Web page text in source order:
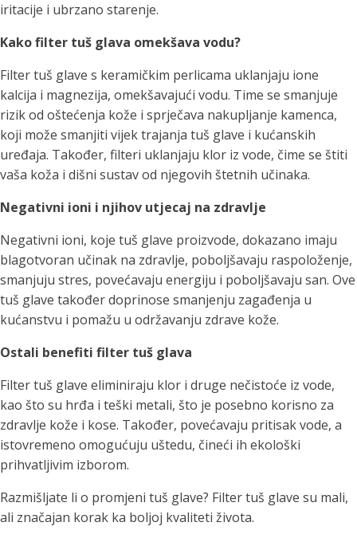
iritacije i ubrzano starenje.
Kako filter tuš glava omekšava vodu?
Filter tuš glave s keramičkim perlicama uklanjaju ione
kalcija i magnezija, omekšavajući vodu. Time se smanjuje
rizik od oštećenja kože i sprječava nakupljanje kamenca,
koji može smanjiti vijek trajanja tuš glave i kućanskih
uređaja. Također, filteri uklanjaju klor iz vode, čime se štiti
vaša koža i dišni sustav od njegovih štetnih učinaka.
Negativni ioni i njihov utjecaj na zdravlje
Negativni ioni, koje tuš glave proizvode, dokazano imaju
blagotvoran učinak na zdravlje, poboljšavaju raspoloženje,
smanjuju stres, povećavaju energiju i poboljšavaju san. Ove
tuš glave također doprinose smanjenju zagađenja u
kućanstvu i pomažu u održavanju zdrave kože.
Ostali benefiti filter tuš glava
Filter tuš glave eliminiraju klor i druge nečistoće iz vode,
kao što su hrđa i teški metali, što je posebno korisno za
zdravlje kože i kose. Također, povećavaju pritisak vode, a
istovremeno omogućuju uštedu, čineći ih ekološki
prihvatljivim izborom.
Razmišljate li o promjeni tuš glave? Filter tuš glave su mali,
ali značajan korak ka boljoj kvaliteti života.